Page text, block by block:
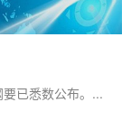
已悉数公布。...